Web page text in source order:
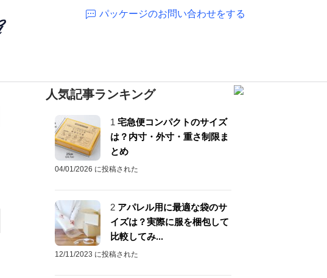
パッケージのお問い合わせをする
人気記事ランキング
1 宅急便コンパクトのサイズ
は？内寸・外寸・重さ制限ま
とめ
04/01/2026 に投稿された
2 アパレル用に最適な袋のサ
イズは？実際に服を梱包して
比較してみ...
12/11/2023 に投稿された